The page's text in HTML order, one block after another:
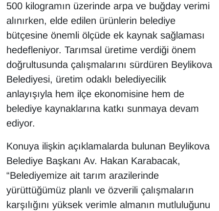
500 kilogramın üzerinde arpa ve buğday verimi
alınırken, elde edilen ürünlerin belediye
bütçesine önemli ölçüde ek kaynak sağlaması
hedefleniyor. Tarımsal üretime verdiği önem
doğrultusunda çalışmalarını sürdüren Beylikova
Belediyesi, üretim odaklı belediyecilik
anlayışıyla hem ilçe ekonomisine hem de
belediye kaynaklarına katkı sunmaya devam
ediyor.
Konuya ilişkin açıklamalarda bulunan Beylikova
Belediye Başkanı Av. Hakan Karabacak,
“Belediyemize ait tarım arazilerinde
yürüttüğümüz planlı ve özverili çalışmaların
karşılığını yüksek verimle almanın mutluluğunu